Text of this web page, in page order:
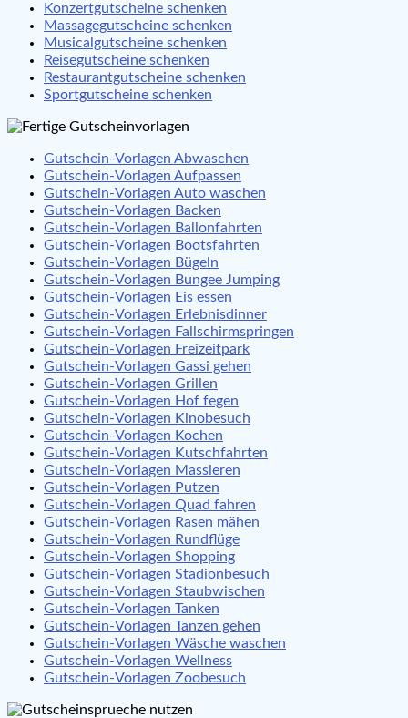
Konzertgutscheine schenken
Massagegutscheine schenken
Musicalgutscheine schenken
Reisegutscheine schenken
Restaurantgutscheine schenken
Sportgutscheine schenken
Gutschein-Vorlagen Abwaschen
Gutschein-Vorlagen Aufpassen
Gutschein-Vorlagen Auto waschen
Gutschein-Vorlagen Backen
Gutschein-Vorlagen Ballonfahrten
Gutschein-Vorlagen Bootsfahrten
Gutschein-Vorlagen Bügeln
Gutschein-Vorlagen Bungee Jumping
Gutschein-Vorlagen Eis essen
Gutschein-Vorlagen Erlebnisdinner
Gutschein-Vorlagen Fallschirmspringen
Gutschein-Vorlagen Freizeitpark
Gutschein-Vorlagen Gassi gehen
Gutschein-Vorlagen Grillen
Gutschein-Vorlagen Hof fegen
Gutschein-Vorlagen Kinobesuch
Gutschein-Vorlagen Kochen
Gutschein-Vorlagen Kutschfahrten
Gutschein-Vorlagen Massieren
Gutschein-Vorlagen Putzen
Gutschein-Vorlagen Quad fahren
Gutschein-Vorlagen Rasen mähen
Gutschein-Vorlagen Rundflüge
Gutschein-Vorlagen Shopping
Gutschein-Vorlagen Stadionbesuch
Gutschein-Vorlagen Staubwischen
Gutschein-Vorlagen Tanken
Gutschein-Vorlagen Tanzen gehen
Gutschein-Vorlagen Wäsche waschen
Gutschein-Vorlagen Wellness
Gutschein-Vorlagen Zoobesuch